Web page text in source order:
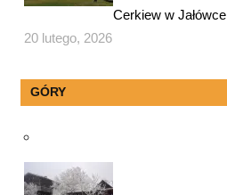
Cerkiew w Jałówce
20 lutego, 2026
GÓRY